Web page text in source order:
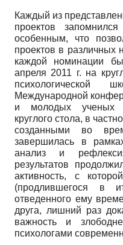
Каждый из
проектов
особенным, что
проектов в
каждой номинации
апреля 2011 г. на
Международной
и молодых ученых
круглого стола, в
созданными во
завершилась в
анализ и
результатов
активность, с
(продлившегося в
отведенного ему
друга, лишний раз
важность и
психологами